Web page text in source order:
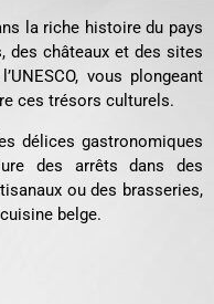
la riche histoire du pays
des châteaux et des sites
vous plongeant
ces trésors culturels.
délices gastronomiques
des arrêts dans des
ou des brasseries,
belge.